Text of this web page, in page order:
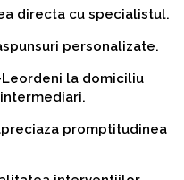
directa cu specialistul.
personalizate.
la domiciliu
promptitudinea